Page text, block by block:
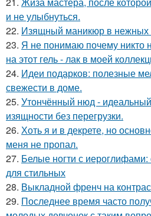
и не улыбнуться.
22. Изящный маникюр в нежных
23. Я не понимаю почему никто
на этот гель - лак в моей
24. Идеи подарков: полезные
свежести в доме.
25. Утончённый нюд -
изящности без перегрузки.
26. Хоть я и в декрете, но
меня не пропал.
27. Белые ногти с
для стильных
28. Выкладной френч на
29. Последнее время часто